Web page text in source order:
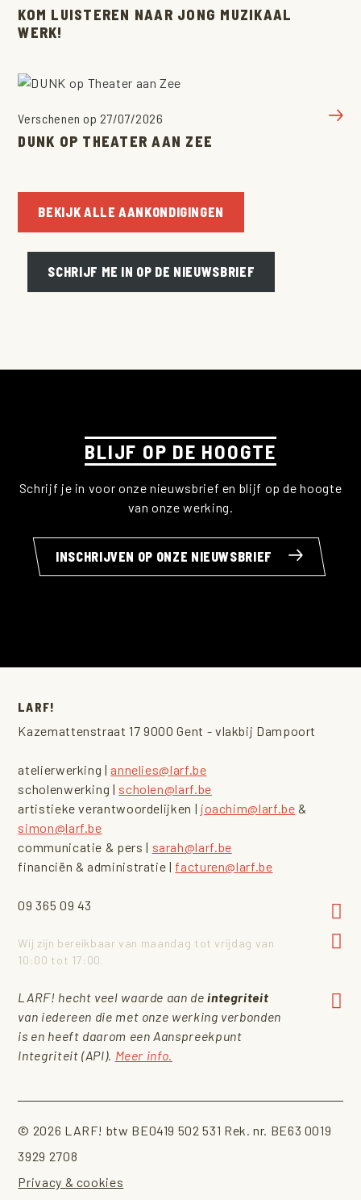
PROJECTEN
SCHOLEN
EVENEMENTEN
TEAM
OVER LARF!
KOM LUISTEREN NAAR JONG MUZIKAAL
WERK!
Verschenen op 27/07/2026
DUNK OP THEATER AAN ZEE
BEKIJK ALLE AANKONDIGINGEN
SCHRIJF ME IN OP DE NIEUWSBRIEF
BLIJF OP DE HOOGTE
Schrijf je in voor onze nieuwsbrief en blijf op de hoogte
van onze werking.
INSCHRIJVEN OP ONZE NIEUWSBRIEF
LARF!
Kazemattenstraat 17 9000 Gent - vlakbij Dampoort
atelierwerking | annelies@larf.be
scholenwerking | scholen@larf.be
artistieke verantwoordelijken | joachim@larf.be &
simon@larf.be
communicatie & pers | sarah@larf.be
financiën & administratie | facturen@larf.be
09 365 09 43
Wij zijn bereikbaar van maandag tot vrijdag van
10:00 tot 17:00.
LARF! hecht veel waarde aan deintegriteit
van iedereen die met onze werking verbonden
is en heeft daarom een Aanspreekpunt
Integriteit (API). Meer info.
© 2026 LARF! btw BE0419 502 531 Rek. nr. BE63 0019
3929 2708
Privacy & cookies